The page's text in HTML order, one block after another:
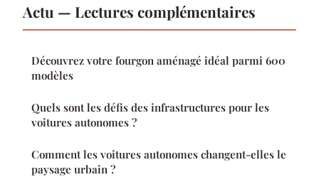
Actu — Lectures complémentaires
Découvrez votre fourgon aménagé idéal parmi 600
modèles
Quels sont les défis des infrastructures pour les
voitures autonomes ?
Comment les voitures autonomes changent-elles le
paysage urbain ?